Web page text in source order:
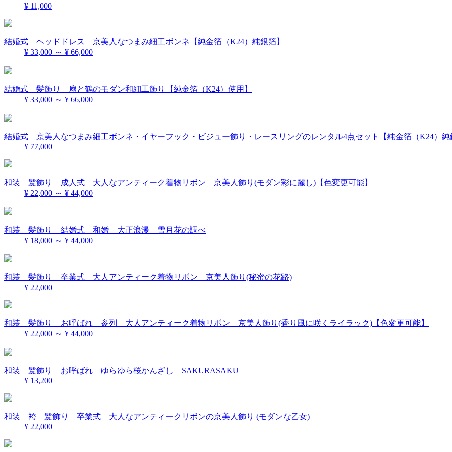
¥ 11,000
結婚式 ヘッドドレス 京美人なつまみ細工ボンネ【純金箔（K24）純銀箔】
¥ 33,000 ～ ¥ 66,000
結婚式 髪飾り 扇と鶴のモダン和細工飾り【純金箔（K24）使用】
¥ 33,000 ～ ¥ 66,000
結婚式 京美人なつまみ細工ボンネ・イヤーフック・ビジュー飾り・レースリングのレンタル4点セット【純金箔（K24）純
¥ 77,000
和装 髪飾り 成人式 大人なアンティーク着物リボン 京美人飾り(モダン彩に麗し)【色変更可能】
¥ 22,000 ～ ¥ 44,000
和装 髪飾り 結婚式 和婚 大正浪漫 雪月花の調べ
¥ 18,000 ～ ¥ 44,000
和装 髪飾り 卒業式 大人アンティーク着物リボン 京美人飾り(秘蜜の花路)
¥ 22,000
和装 髪飾り お呼ばれ 参列 大人アンティーク着物リボン 京美人飾り(香り風に咲くライラック)【色変更可能】
¥ 22,000 ～ ¥ 44,000
和装 髪飾り お呼ばれ ゆらゆら桜かんざし SAKURASAKU
¥ 13,200
和装 袴 髪飾り 卒業式 大人なアンティークリボンの京美人飾り (モダンな乙女)
¥ 22,000